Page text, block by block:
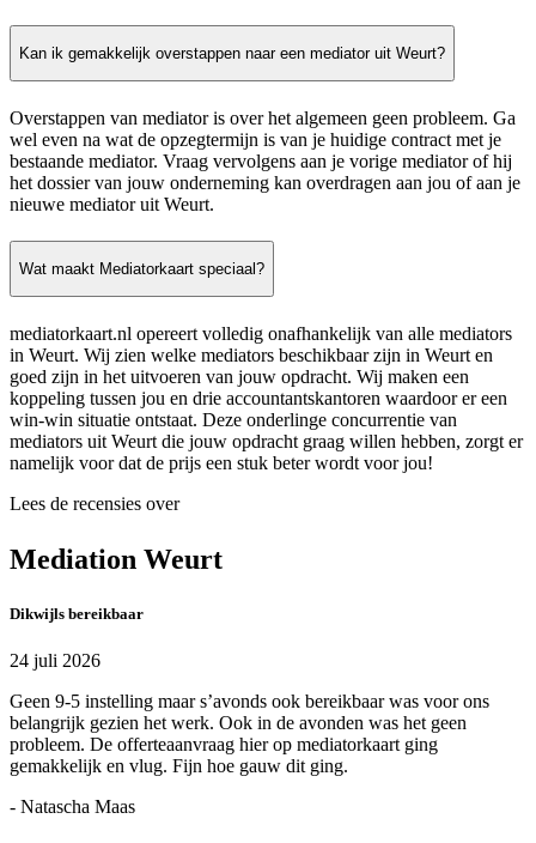
Kan ik gemakkelijk overstappen naar een mediator uit Weurt?
Overstappen van mediator is over het algemeen geen probleem. Ga
wel even na wat de opzegtermijn is van je huidige contract met je
bestaande mediator. Vraag vervolgens aan je vorige mediator of hij
het dossier van jouw onderneming kan overdragen aan jou of aan je
nieuwe mediator uit Weurt.
Wat maakt Mediatorkaart speciaal?
mediatorkaart.nl opereert volledig onafhankelijk van alle mediators
in Weurt. Wij zien welke mediators beschikbaar zijn in Weurt en
goed zijn in het uitvoeren van jouw opdracht. Wij maken een
koppeling tussen jou en drie accountantskantoren waardoor er een
win-win situatie ontstaat. Deze onderlinge concurrentie van
mediators uit Weurt die jouw opdracht graag willen hebben, zorgt er
namelijk voor dat de prijs een stuk beter wordt voor jou!
Lees de recensies over
Mediation Weurt
Dikwijls bereikbaar
24 juli 2026
Geen 9-5 instelling maar s’avonds ook bereikbaar was voor ons
belangrijk gezien het werk. Ook in de avonden was het geen
probleem. De offerteaanvraag hier op mediatorkaart ging
gemakkelijk en vlug. Fijn hoe gauw dit ging.
- Natascha Maas